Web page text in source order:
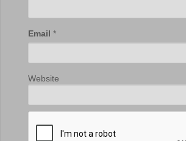
Email *
Website